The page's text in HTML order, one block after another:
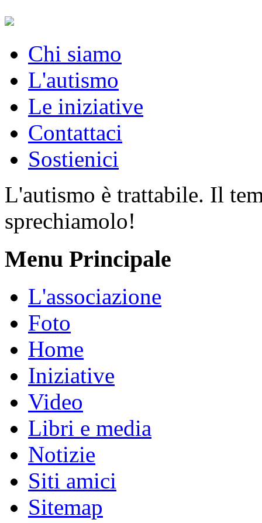
Chi siamo
L'autismo
Le iniziative
Contattaci
Sostienici
L'autismo è trattabile. Il
sprechiamolo!
Menu Principale
L'associazione
Foto
Home
Iniziative
Video
Libri e media
Notizie
Siti amici
Sitemap